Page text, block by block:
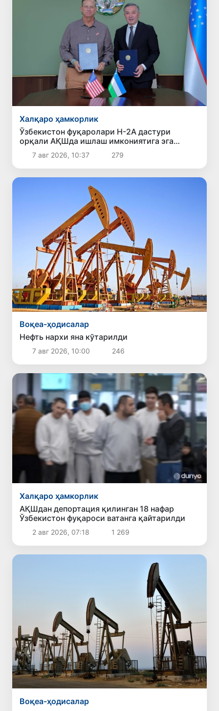
Халқаро ҳамкорлик
Ўзбекистон фуқаролари H-2A дастури
орқали АҚШда ишлаш имкониятига эга
бўлади
7 авг 2026, 10:37 279
Воқеа-ҳодисалар
Нефть нархи яна кўтарилди
7 авг 2026, 10:00 246
Халқаро ҳамкорлик
АҚШдан депортация қилинган 18 нафар
Ўзбекистон фуқароси ватанга қайтарилди
2 авг 2026, 07:18 1 269
Воқеа-ҳодисалар